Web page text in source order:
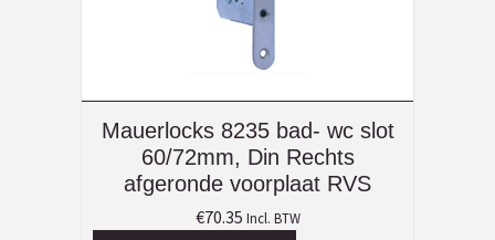
Mauerlocks 8235 bad- wc slot
60/72mm, Din Rechts
afgeronde voorplaat RVS
€70.35 Incl. BTW